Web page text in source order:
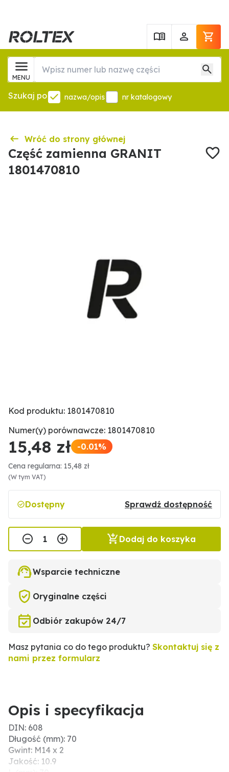
MENU
Szukaj po nazwa/opis nr katalogowy
Wróć do strony głównej
Część zamienna GRANIT
1801470810
Kod produktu: 1801470810
Numer(y) porównawcze: 1801470810
15,48 zł -0.01%
Cena regularna: 15,48 zł
(W tym VAT)
Dostępny Sprawdź dostępność
Dodaj do koszyka
Wsparcie techniczne
Oryginalne części
Odbiór zakupów 24/7
Masz pytania co do tego produktu? Skontaktuj się z
nami przez formularz
Opis i specyfikacja
DIN: 608
Długość (mm): 70
Gwint: M14 x 2
Jakość: 10.9